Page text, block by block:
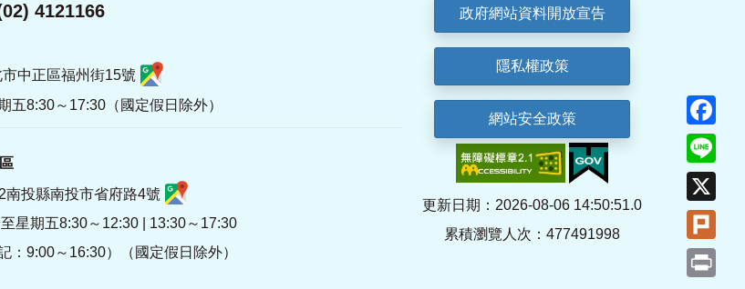
4121166
中正區福州街15號
五8:30～17:30（國定假日除外）
南投縣南投市省府路4號
星期五8:30～12:30 | 13:30～17:30
：9:00～16:30）（國定假日除外）
政府網站資料開放宣告
隱私權政策
網站安全政策
更新日期：2026-08-06 14:50:51.0
累積瀏覽人次：477491998